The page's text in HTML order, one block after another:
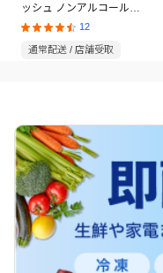
ッシュ ノンアルコールタ
イプ 60枚×8個パック
12
通常配送 / 店舗受取